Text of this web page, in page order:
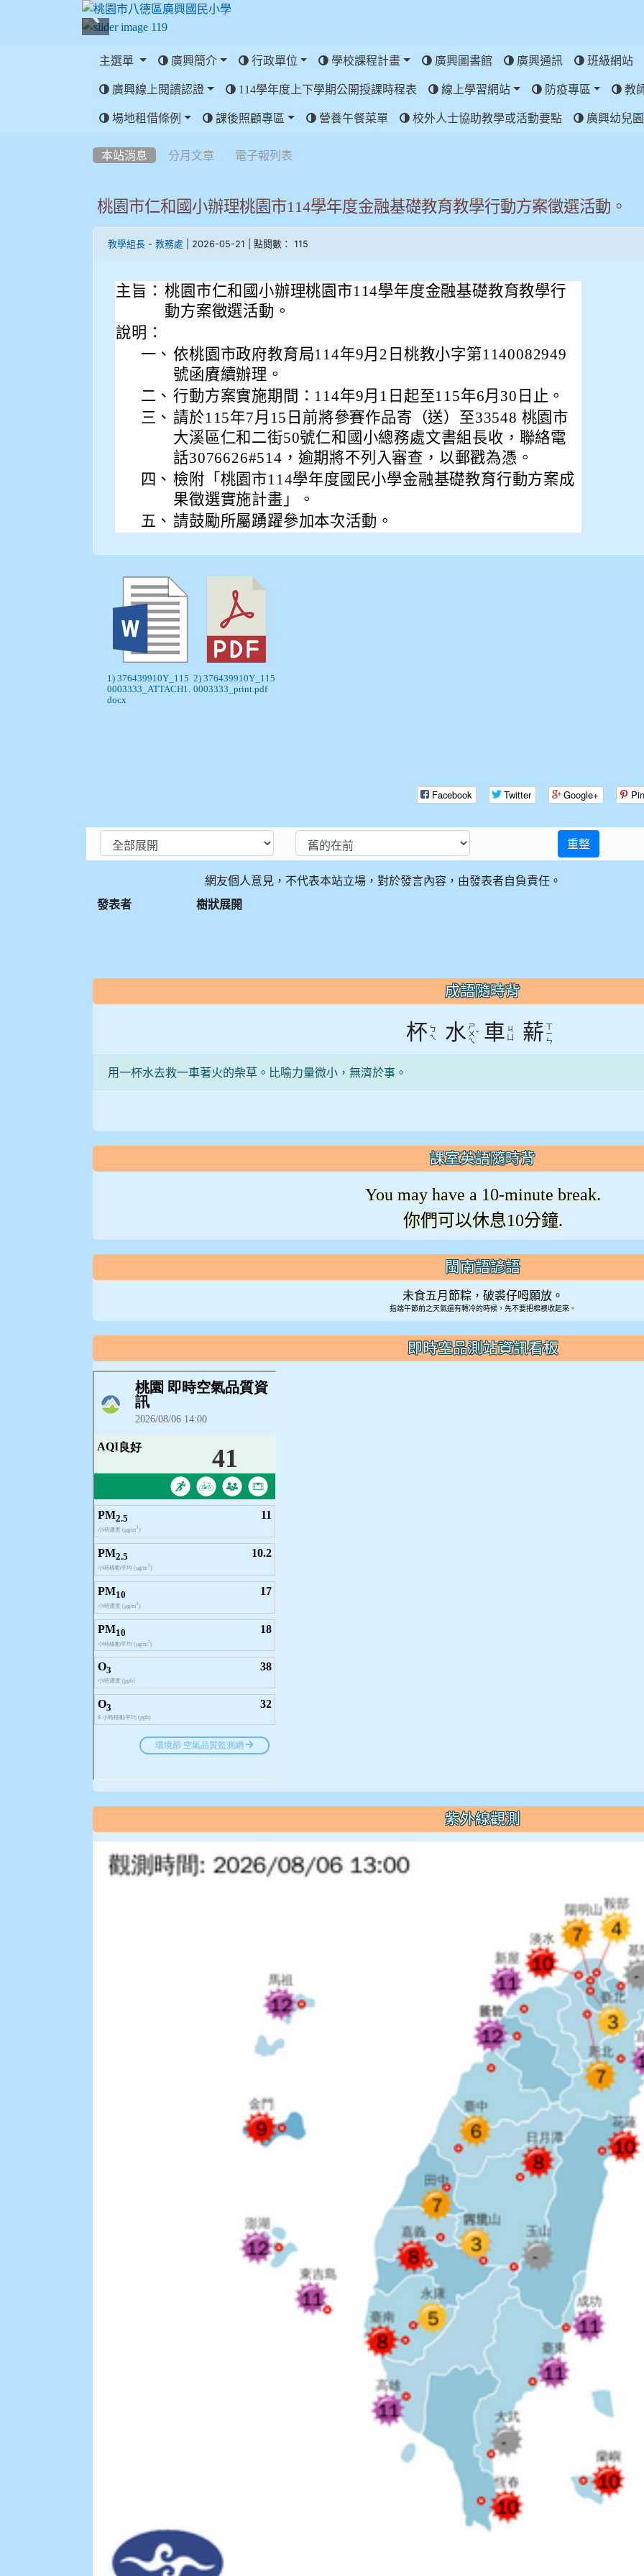
:::
主選單 廣興簡介 行政單位 學校課程計畫 廣興圖書館 廣興通訊 班級網站
廣興線上閱讀認證 114學年度上下學期公開授課時程表 線上學習網站 防疫專區 教
場地租借條例 課後照顧專區 營養午餐菜單 校外人士協助教學或活動要點 廣興幼兒
本站消息 分月文章 電子報列表
桃園市仁和國小辦理桃園市114學年度金融基礎教育教學行動方案徵選活動。
教學組長 -教務處 | 2026-05-21 | 點閱數： 115
主旨： 桃園市仁和國小辦理桃園市114學年度金融基礎教育教學行
動方案徵選活動。
說明：
一、 依桃園市政府教育局114年9月2日桃教小字第1140082949
號函賡續辦理。
二、 行動方案實施期間：114年9月1日起至115年6月30日止。
三、 請於115年7月15日前將參賽作品寄（送）至33548 桃園市
大溪區仁和二街50號仁和國小總務處文書組長收，聯絡電
話3076626#514，逾期將不列入審查，以郵戳為憑。
四、 檢附「桃園市114學年度國民小學金融基礎教育行動方案成
果徵選實施計畫」。
五、 請鼓勵所屬踴躍參加本次活動。
1) 376439910Y_115
0003333_ATTACH1.
docx
2) 376439910Y_115
0003333_print.pdf
Facebook Twitter Google+
重整
網友個人意見，不代表本站立場，對於發言內容，由發表者自負責任。
發表者
樹狀展開
::: 成語隨時背
杯 ㄅ
ㄟ
水 ㄕ
ㄨ
ㄟ
ˇ 車 ㄐ
薪 ㄒ
ㄧ
ㄣ
用一杯水去救一車著火的柴草。比喻力量微小，無濟於事。
課室英語隨時背
You may have a 10-minute break.
你們可以休息10分鐘.
閩南語諺語
未食五月節粽，破裘仔呣願放。
指端午節前之天氣還有轉冷的時候，先不要把棉襖收起來。
即時空品測站資訊看板
紫外線觀測